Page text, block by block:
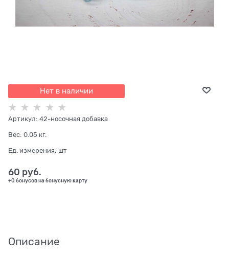
Нет в наличии
Артикул: 42-носочная добавка
Вес: 0.05 кг.
Ед. измерения: шт
60 руб.
+0 бонусов на бонусную карту
Описание